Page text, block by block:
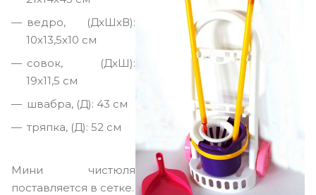
ведро, (ДхШхВ):
10x13,5x10 см
совок, (ДxШ):
19x11,5 см
швабра, (Д): 43 см
тряпка, (Д): 52 см
Мини чистюля
поставляется в сетке.